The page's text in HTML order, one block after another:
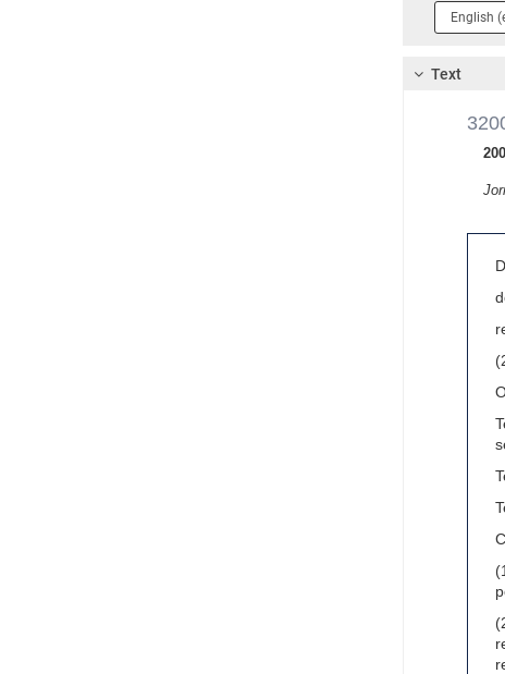
Language
1
Text